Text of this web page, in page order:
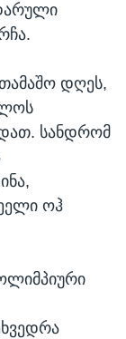
დღეს,
სანდრომ
ოჰ